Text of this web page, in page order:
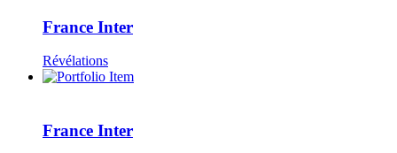
France Inter
Révélations
France Inter